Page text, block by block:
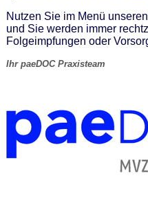
Nutzen Sie im Menü unseren
und Sie werden immer
Folgeimpfungen oder
Ihr paeDOC Praxisteam